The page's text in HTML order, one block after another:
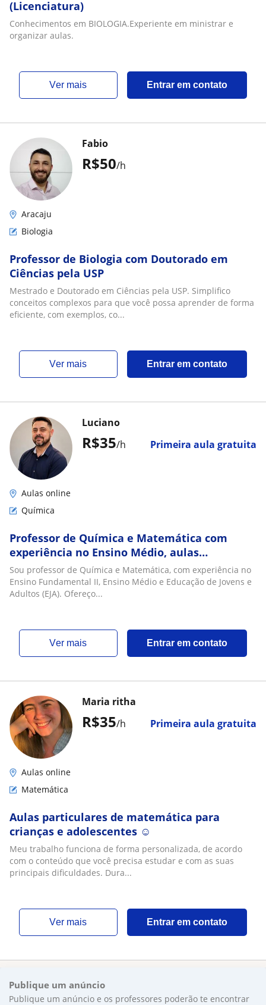
(Licenciatura)
Conhecimentos em BIOLOGIA.Experiente em ministrar e
organizar aulas.
ver mais Entrar em contato
R$50/h
Fabio
Aracaju
Biologia
Professor de Biologia com Doutorado em
Ciências pela USP
Mestrado e Doutorado em Ciências pela USP. Simplifico
conceitos complexos para que você possa aprender de forma
eficiente, com exemplos, co...
ver mais Entrar em contato
R$35/h Primeira aula gratuita
Luciano
Aulas online
Química
Professor de Química e Matemática com
experiência no Ensino Médio, aulas
personalizadas presenciais e online
Sou professor de Química e Matemática, com experiência no
Ensino Fundamental II, Ensino Médio e Educação de Jovens e
Adultos (EJA). Ofereço...
ver mais Entrar em contato
R$35/h Primeira aula gratuita
Maria ritha
Aulas online
Matemática
Aulas particulares de matemática para
crianças e adolescentes ☺️
Meu trabalho funciona de forma personalizada, de acordo
com o conteúdo que você precisa estudar e com as suas
principais dificuldades. Dura...
ver mais Entrar em contato
Publique um anúncio
Publique um anúncio e os professores poderão te encontrar